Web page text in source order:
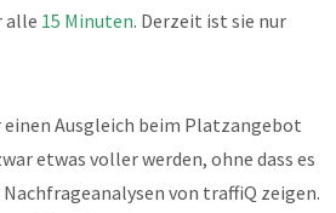
alle 15 Minuten. Derzeit ist sie nur
Ausgleich beim Platzangebot
etwas voller werden, ohne dass es
von traffiQ zeigen.